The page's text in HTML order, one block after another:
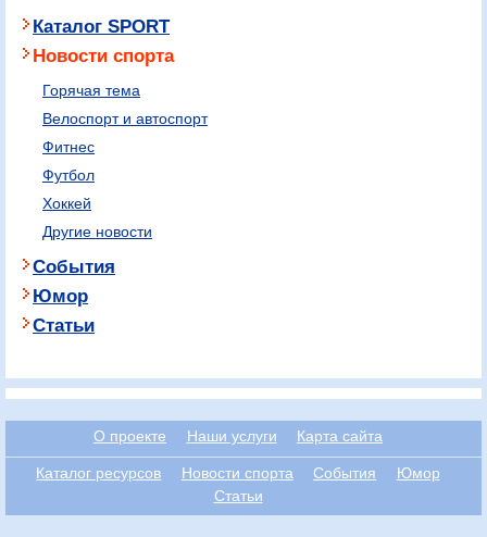
Каталог SPORT
Новости спорта
Горячая тема
Велоспорт и автоспорт
Фитнес
Футбол
Хоккей
Другие новости
События
Юмор
Статьи
О проекте Наши услуги Карта сайта
Каталог ресурсов Новости спорта События
Юмор
Статьи